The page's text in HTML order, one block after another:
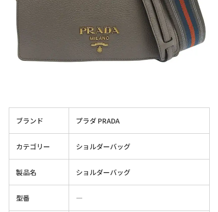
ブランド プラダ PRADA
カテゴリー ショルダーバッグ
製品名 ショルダーバッグ
型番 ―